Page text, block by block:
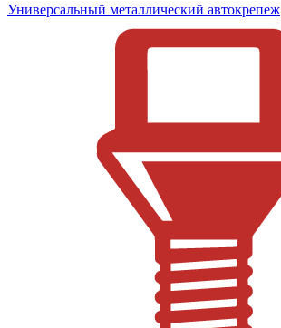
Универсальный металлический автокрепеж